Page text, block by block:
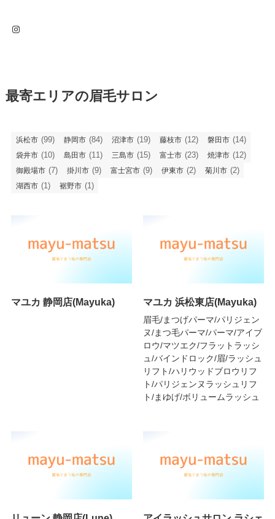
Instagram
最寄エリアの眉毛サロン
浜松市 (99) 静岡市 (84) 沼津市 (19) 藤枝市 (12) 磐田市 (14)
袋井市 (10) 島田市 (11) 三島市 (15) 富士市 (23) 焼津市 (12)
御殿場市 (7) 掛川市 (9) 富士宮市 (9) 伊東市 (2) 菊川市 (2)
湖西市 (1) 裾野市 (1)
マユカ 静岡店(Mayuka) マユカ 浜松東店(Mayuka)
眉毛/まつげパーマ/パリジェン
ヌ/まつ毛パーマ/パーマ/アイブ
ロウ/マツエク/フラットラッシ
ュ/バインドロック/眉/ラッシュ
リフト/ハリウッドブロウリフ
ト/パリジェンヌラッシュリフ
ト/まゆげ/ボリュームラッシュ